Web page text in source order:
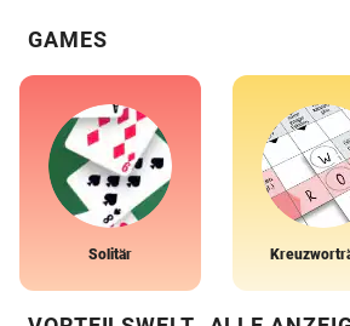
GAMES
Solitär